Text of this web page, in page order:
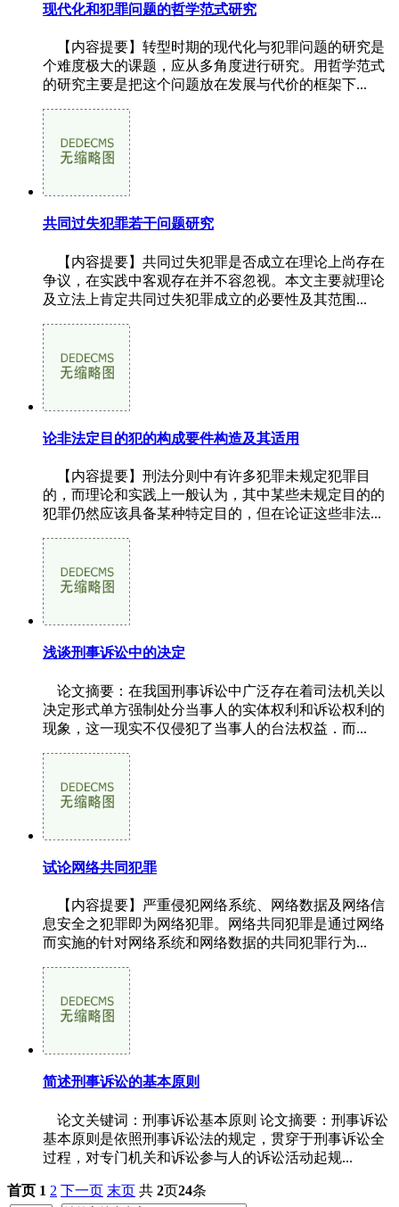
现代化和犯罪问题的哲学范式研究
【内容提要】转型时期的现代化与犯罪问题的研究是
个难度极大的课题，应从多角度进行研究。用哲学范式
的研究主要是把这个问题放在发展与代价的框架下...
共同过失犯罪若干问题研究
【内容提要】共同过失犯罪是否成立在理论上尚存在
争议，在实践中客观存在并不容忽视。本文主要就理论
及立法上肯定共同过失犯罪成立的必要性及其范围...
论非法定目的犯的构成要件构造及其适用
【内容提要】刑法分则中有许多犯罪未规定犯罪目
的，而理论和实践上一般认为，其中某些未规定目的的
犯罪仍然应该具备某种特定目的，但在论证这些非法...
浅谈刑事诉讼中的决定
论文摘要：在我国刑事诉讼中广泛存在着司法机关以
决定形式单方强制处分当事人的实体权利和诉讼权利的
现象，这一现实不仅侵犯了当事人的台法权益．而...
试论网络共同犯罪
【内容提要】严重侵犯网络系统、网络数据及网络信
息安全之犯罪即为网络犯罪。网络共同犯罪是通过网络
而实施的针对网络系统和网络数据的共同犯罪行为...
简述刑事诉讼的基本原则
论文关键词：刑事诉讼基本原则 论文摘要：刑事诉讼
基本原则是依照刑事诉讼法的规定，贯穿于刑事诉讼全
过程，对专门机关和诉讼参与人的诉讼活动起规...
首页 1 2 下一页 末页 共 2页24条